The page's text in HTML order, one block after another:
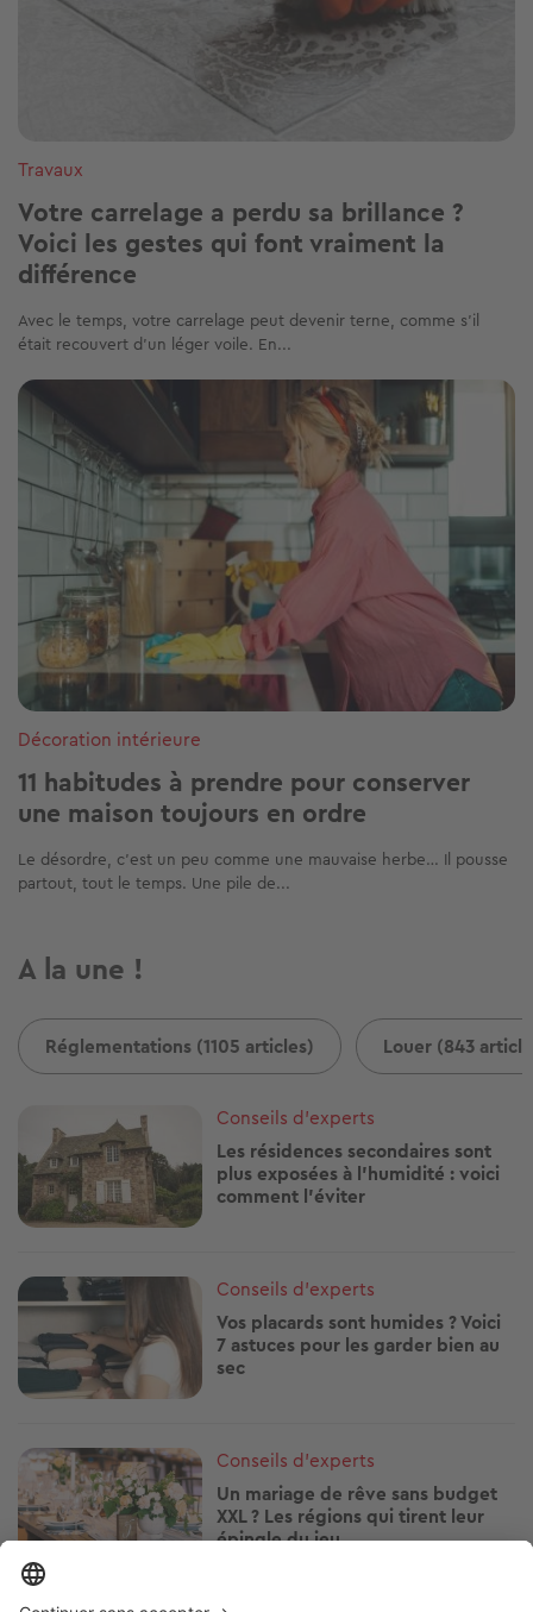
Travaux
Votre carrelage a perdu sa brillance ?
Voici les gestes qui font vraiment la
différence
Avec le temps, votre carrelage peut devenir terne, comme s’il
était recouvert d’un léger voile. En...
Image
Décoration intérieure
11 habitudes à prendre pour conserver
une maison toujours en ordre
Le désordre, c’est un peu comme une mauvaise herbe… Il pousse
partout, tout le temps. Une pile de...
A la une !
Réglementations (1105 articles) Louer (843
Conseils d'experts
Les résidences secondaires sont
plus exposées à l'humidité : voici
comment l'éviter
Image
Conseils d'experts
Vos placards sont humides ? Voici
7 astuces pour les garder bien au
sec
Image
Conseils d'experts
Un mariage de rêve sans budget
XXL ? Les régions qui tirent leur
épingle du jeu